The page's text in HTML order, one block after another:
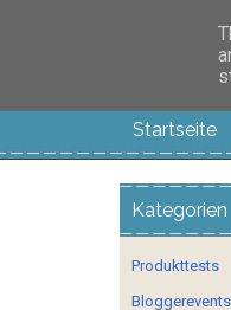
Startseite
Kategorien
Produkttests
Bloggerevents